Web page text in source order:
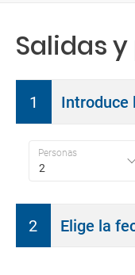
Salidas
1 Introduce
Personas
2
2 Elige la